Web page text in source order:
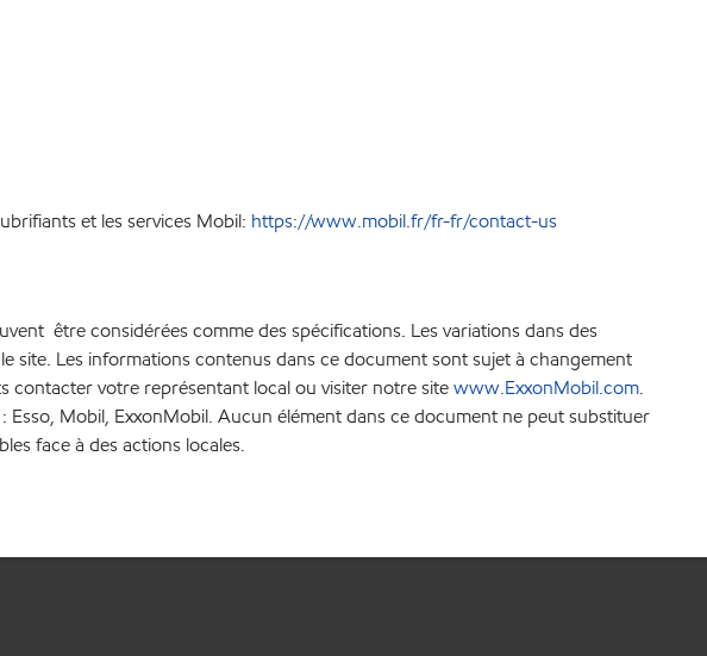
et les services Mobil: https://www.mobil.fr/fr-fr/contact-us
être considérées comme des spécifications. Les variations dans des
site. Les informations contenus dans ce document sont sujet à changement
contacter votre représentant local ou visiter notre sitewww.ExxonMobil.com.
Mobil, ExxonMobil. Aucun élément dans ce document ne peut substituer
face à des actions locales.